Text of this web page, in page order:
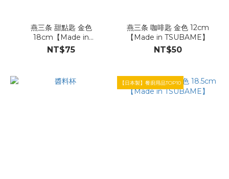
燕三条 甜點匙 金色
18cm【Made in
TSUBAME】
NT$75
燕三条 咖啡匙 金色 12cm
【Made in TSUBAME】
NT$50
【日本製】餐廚用品TOP10